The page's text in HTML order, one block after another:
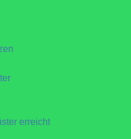
erreicht